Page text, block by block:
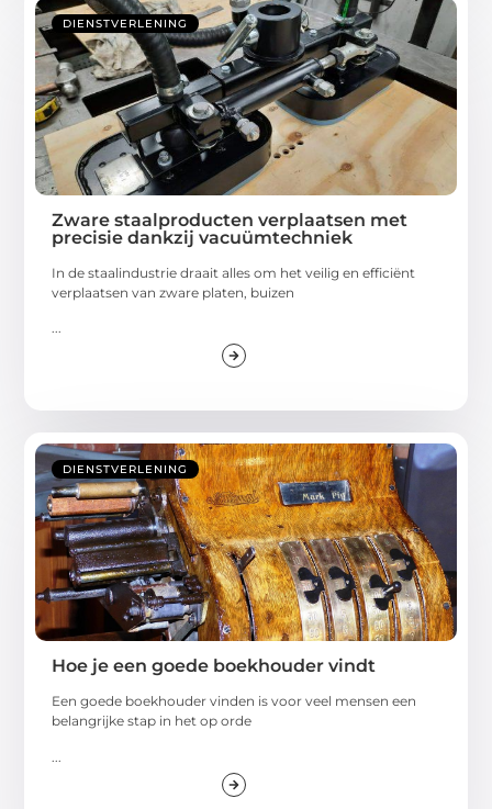
DIENSTVERLENING
Zware staalproducten verplaatsen met
precisie dankzij vacuümtechniek
In de staalindustrie draait alles om het veilig en efficiënt
verplaatsen van zware platen, buizen
...
DIENSTVERLENING
Hoe je een goede boekhouder vindt
Een goede boekhouder vinden is voor veel mensen een
belangrijke stap in het op orde